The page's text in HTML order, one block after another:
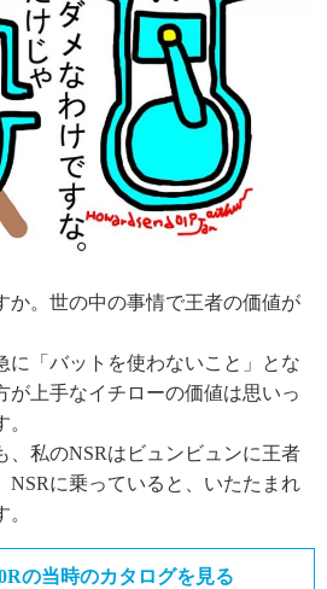
か。世の中の事情で王者の価値が
に「バットを使わないこと」とな
が上手なイチローの価値は思いっ
、私のNSRはビュンビュンに王者
NSRに乗っていると、いたたまれ
の当時のカタログを見る